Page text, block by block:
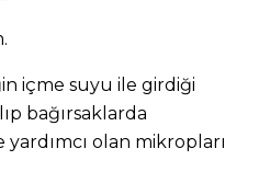
içme suyu ile girdiği
bağırsaklarda
olan mikropları